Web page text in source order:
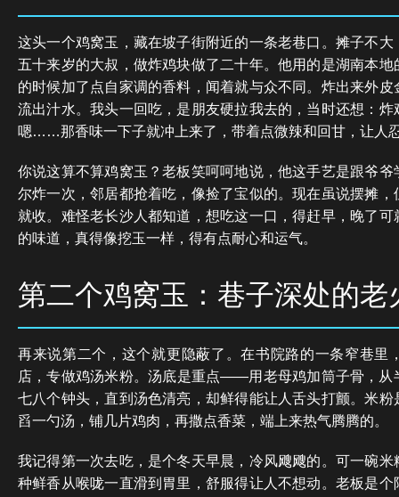
这头一个鸡窝玉，藏在坡子街附近的一条老巷口。摊子不
五十来岁的大叔，做炸鸡块做了二十年。他用的是湖南本
的时候加了点自家调的香料，闻着就与众不同。炸出来外
流出汁水。我头一回吃，是朋友硬拉我去的，当时还想：
嗯……那香味一下子就冲上来了，带着点微辣和回甘，让人
你说这算不算鸡窝玉？老板笑呵呵地说，他这手艺是跟爷
尔炸一次，邻居都抢着吃，像捡了宝似的。现在虽说摆摊
就收。难怪老长沙人都知道，想吃这一口，得赶早，晚了
的味道，真得像挖玉一样，得有点耐心和运气。
第二个鸡窝玉：巷子深处的老
再来说第二个，这个就更隐蔽了。在书院路的一条窄巷里
店，专做鸡汤米粉。汤底是重点——用老母鸡加筒子骨，从
七八个钟头，直到汤色清亮，却鲜得能让人舌头打颤。米
舀一勺汤，铺几片鸡肉，再撒点香菜，端上来热气腾腾的。
我记得第一次去吃，是个冬天早晨，冷风飕飕的。可一碗
种鲜香从喉咙一直滑到胃里，舒服得让人不想动。老板是